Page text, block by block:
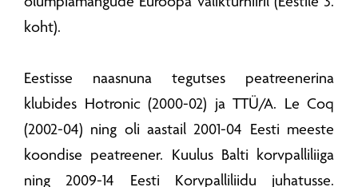
olümpiamängude Euroopa valikturniiril (Eestile 3.
koht).
Eestisse naasnuna tegutses peatreenerina
klubides Hotronic (2000-02) ja TTÜ/A. Le Coq
(2002-04) ning oli aastail 2001-04 Eesti meeste
koondise peatreener. Kuulus Balti korvpalliliiga
ning 2009-14 Eesti Korvpalliliidu juhatusse.